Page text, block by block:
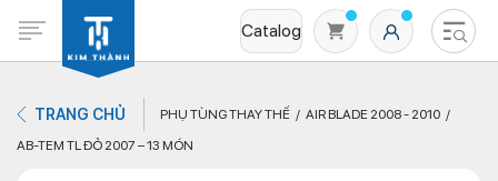
Catalog
TRANG CHỦ PHỤ TÙNG THAY THẾ
AIR BLADE 2008 - 2010
AB-TEM TL ĐỎ 2007 – 13 MÓN